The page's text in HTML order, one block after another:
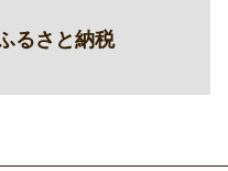
るさと納税